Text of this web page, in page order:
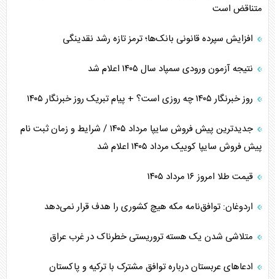
متناقض است
افزایش سپرده قانونی بانک‌ها؛ ترمز تازه رشد نقدینگی
نتیجه آزمون ورودی سمپاد سال ۱۴۰۵ اعلام شد
روز خبرنگار ۱۴۰۵ چه روزی است؟ + پیام تبریک روز خبرنگار ۱۴۰۵
جدیدترین پیش فروش سایپا مرداد ۱۴۰۵ / شرایط و زمان ثبت نام
پیش فروش سایپا کوییک مرداد ۱۴۰۵ اعلام شد
قیمت طلا امروز ۱۶ مرداد ۱۴۰۵
اردوغان: توافق‌نامه مکه هیچ کشوری را هدف قرار نمی‌دهد
متلاشی شدن یک هسته تروریستی خطرناک در غرب عراق
ادعاهای عربستان درباره توافق مشترک با ترکیه و پاکستان